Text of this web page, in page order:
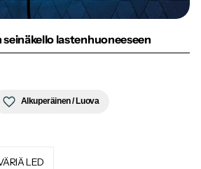
lastenhuoneeseen
Alkuperäinen / Luova
LED